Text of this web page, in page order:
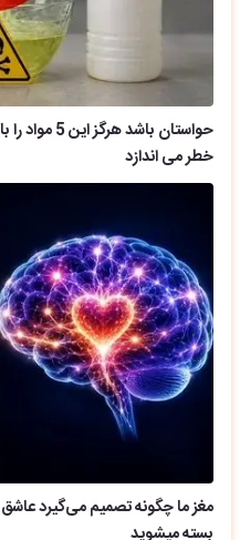
حواستان
خطر می اندازد
مغز ما چگونه تصمیم می‌گیرد
بسته میشوید